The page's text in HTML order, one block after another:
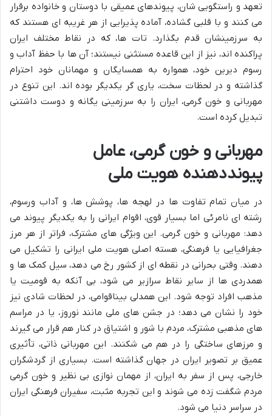
تعهد و راستگویی شان، پیوندهای عمیقی با دوستان و خانواده برقرار
می کنند و با قلبی گشاده، آماده پذیرایی از هر غریبه ای هستند که
به سرزمینشان قدم بگذارد. تات ها، که در نقاط مختلف ایران
پراکنده اند، نیز از این قاعده مستثنی نیستند؛ آن ها با حفظ آداب و
رسوم دیرین خود، همواره به همسایگان و مهمانان خود احترام
گذاشته و در لحظات سخت، یاری گر یکدیگر بوده اند. این تنوع در
مهربانی و خون گرمی، ایران را به سرزمینی یگانه و دوست داشتنی
تبدیل کرده است.
مهربانی و خون گرمی، عامل
پیونددهنده هویت ملی
در میان تمام تفاوت ها در لهجه ها، پوشش ها، و آداب ورسوم،
رشته ای نامرئی اما بسیار قوی، اقوام ایرانی را به یکدیگر پیوند می
دهد: مهربانی و خون گرمی. این ویژگی های مشترک، فراتر از هر مرز
جغرافیایی یا فرهنگی، هسته اصلی هویت ملی ایرانی را تشکیل می
دهند. وقتی بحرانی در نقطه ای از کشور رخ می دهد، سیل کمک ها و
همدردی ها از سایر نقاط سرازیر می شود، بی آنکه به قومیت یا
مذهب افراد توجه شود. این همدلی بیناقوامی، در لحظات شادی نیز
خود را نشان می دهد؛ در جشن های ملی مانند نوروز، یا در مراسم
های مذهبی مشترک، مردم با شور و اشتیاق در کنار هم قرار می گیرند
و مرزهای ساختگی را در هم می شکنند. این مهربانی ذاتی، تأثیری
عمیق بر تصویر ایران در جهان گذاشته است. بسیاری از گردشگران
خارجی، پس از سفر به ایران، از مهمان نوازی بی نظیر و خون گرمی
مردم شگفت زده می شوند و این تجربه مثبت، سفیران فرهنگی ایران
در سراسر دنیا می شود.